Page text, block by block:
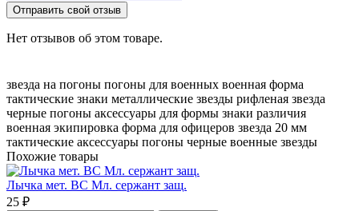
Отправить свой отзыв
Нет отзывов об этом товаре.
звезда на погоны погоны для военных военная форма
тактические знаки металлические звезды рифленая звезда
черные погоны аксессуары для формы знаки различия
военная экипировка форма для офицеров звезда 20 мм
тактические аксессуары погоны черные военные звезды
Похожие товары
Лычка мет. ВС Мл. сержант защ.
25 ₽